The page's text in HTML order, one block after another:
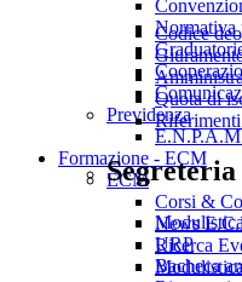
Codice
Quota di
Segreteria
URP
Bacheca
Normativa
Previdenza
Formazione - ECM
ECM
Corsi &
News
Ricerca